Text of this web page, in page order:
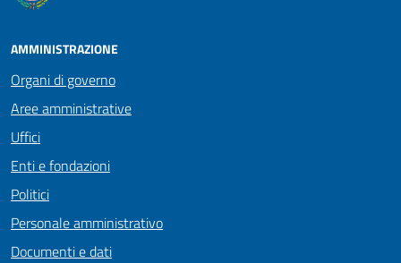
AMMINISTRAZIONE
Organi di governo
Aree amministrative
Uffici
Enti e fondazioni
Politici
Personale amministrativo
Documenti e dati